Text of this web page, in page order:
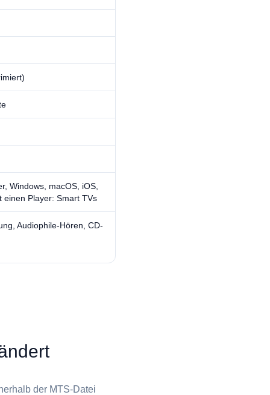
Windows, macOS, iOS,
einen Player: Smart TVs
Audiophile-Hören, CD-
der ⁦MTS⁩-Datei